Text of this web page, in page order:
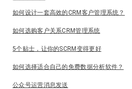
如何设计一套高效的CRM客户管理系统？
如何选购客户关系CRM管理系统
5个贴士，让你的SCRM变得更好
如何选择适合自己的免费数据分析软件？
公众号运营消息发送